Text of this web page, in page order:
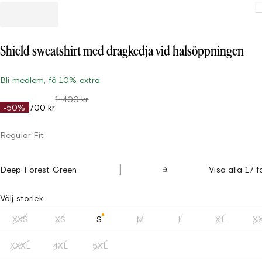
Shield sweatshirt med dragkedja vid halsöppningen
Bli medlem, få 10% extra
-50% 700 kr
1 400 kr
Regular Fit
Deep Forest Green Visa alla 17
Välj storlek
XXS XS S M L XL
XXXL 4XL 5XL